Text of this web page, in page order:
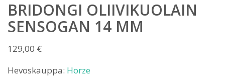
BRIDONGI OLIIVIKUOLAIN
SENSOGAN 14 MM
129,00 €
Hevoskauppa: Horze